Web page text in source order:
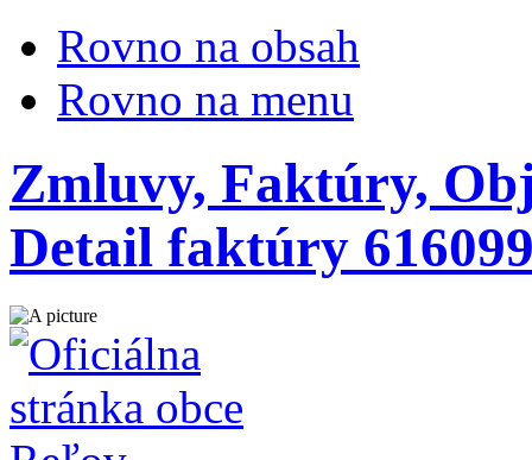
Rovno na obsah
Rovno na menu
Zmluvy, Faktúry,
Detail faktúry